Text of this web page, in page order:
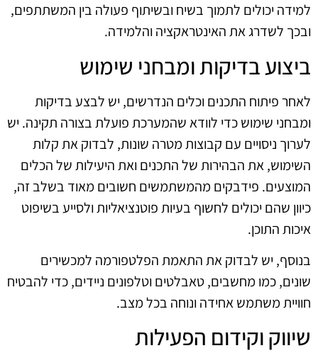
למידה יכולים לתמוך בשיח ובשיתוף פעולה בין המשתתפים,
ובכך לשדרג את האינטראקציה והלמידה.
ביצוע בדיקות ומבחני שימוש
לאחר פיתוח התכנים וכלים הנדרשים, יש לבצע בדיקות
ומבחני שימוש כדי לוודא שהמערכת פועלת בצורה תקינה. יש
לערוך ניסויים עם קבוצות מטרה שונות, לבדוק את קלות
השימוש, את הבהירות של התכנים ואת היעילות של הכלים
המוצעים. פידבקים מהמשתמשים חשובים מאוד בשלב זה,
כיוון שהם יכולים לחשוף בעיות פוטנציאליות ולסייע בשיפוט
איכות התוכן.
בנוסף, יש לבדוק את התאמת הפלטפורמה למכשירים
שונים, כמו מחשבים, טאבלטים וטלפונים ניידים, כדי להבטיח
חוויית משתמש אחידה ונוחה בכל מצב.
שיווק וקידום הפעילות